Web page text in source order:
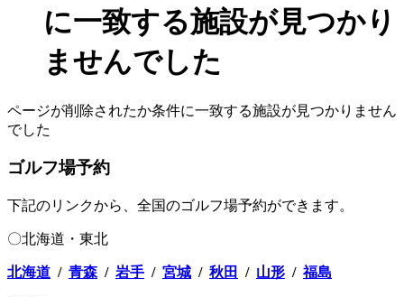
に一致する施設が見つかり
ませんでした
ページが削除されたか条件に一致する施設が見つかりません
でした
ゴルフ場予約
下記のリンクから、全国のゴルフ場予約ができます。
〇北海道・東北
北海道 / 青森 / 岩手 / 宮城 / 秋田 / 山形 /福島